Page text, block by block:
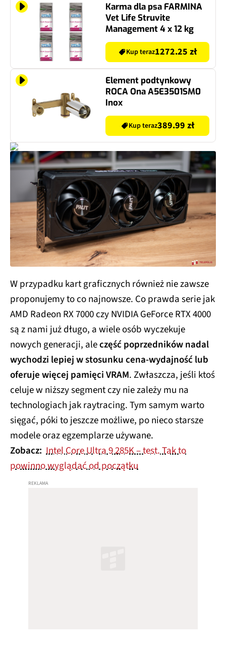
Karma dla psa FARMINA
Vet Life Struvite
Management 4 x 12 kg
Kup teraz1272.25 zł
Element podtynkowy
ROCA Ona A5E3501SM0
Inox
Kup teraz389.99 zł
W przypadku kart graficznych również nie zawsze
proponujemy to co najnowsze. Co prawda serie jak
AMD Radeon RX 7000 czy NVIDIA GeForce RTX 4000
są z nami już długo, a wiele osób wyczekuje
nowych generacji, aleczęść poprzedników nadal
wychodzi lepiej w stosunku cena-wydajnośćlub
oferuje więcej pamięci VRAM. Zwłaszcza, jeśli ktoś
celuje w niższy segment czy nie zależy mu na
technologiach jak raytracing. Tym samym warto
sięgać, póki to jeszcze możliwe, po nieco starsze
modele oraz egzemplarze używane.
Zobacz: Intel Core Ultra 9 285K – test. Tak to
powinno wyglądać od początku